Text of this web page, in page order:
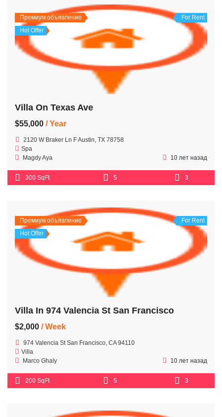
Премиум объявление
Hot Offer
For Rent
Villa On Texas Ave
$55,000 / Year
2120 W Braker Ln F Austin, TX 78758
Spa
Magdy Aya
10 лет назад
300 SqFt 5 3
Премиум объявление
Hot Offer
For Rent
Villa In 974 Valencia St San Francisco
$2,000 / Week
974 Valencia St San Francisco, CA 94110
Villa
Marco Ghaly
10 лет назад
200 SqFt 5 3